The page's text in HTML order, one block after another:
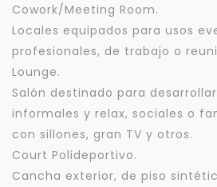
Cowork/Meeting Room.
Locales equipados para usos
profesionales, de trabajo o
Lounge.
Salón destinado para
informales y relax, sociales o
con sillones, gran TV y otros.
Court Polideportivo.
Cancha exterior, de piso